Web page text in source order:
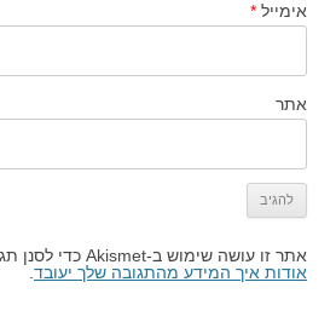
אימייל *
אתר
אתר זו עושה שימוש ב-Akismet כדי לסנן תגובות זבל.
אודות איך המידע מהתגובה שלך יעובד.